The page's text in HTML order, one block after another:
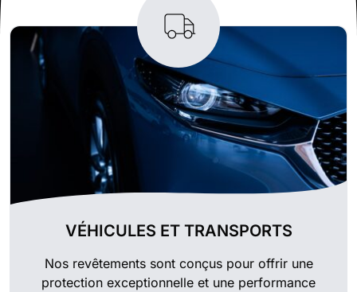
VÉHICULES ET TRANSPORTS
Nos revêtements sont conçus pour offrir une
protection exceptionnelle et une performance